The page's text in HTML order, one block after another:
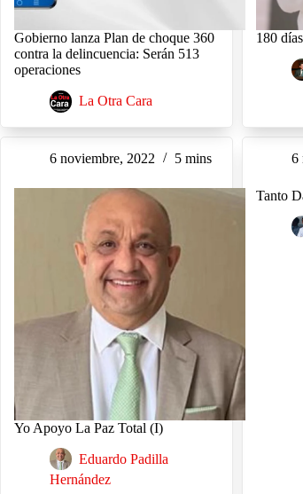
Gobierno lanza Plan de choque 360
contra la delincuencia: Serán 513
operaciones
La Otra Cara
180 días
6 noviembre, 2022 5 mins
Yo Apoyo La Paz Total (I)
Eduardo Padilla
Hernández
6
Tanto